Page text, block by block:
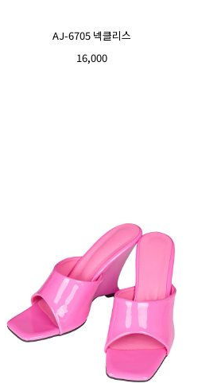
AJ-6705 넥클리스
16,000